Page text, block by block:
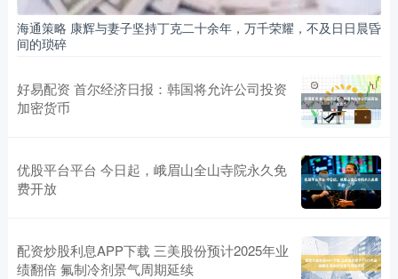
海通策略 康辉与妻子坚持丁克二十余年，万千荣耀，不及日日晨昏
间的琐碎
好易配资 首尔经济日报：韩国将允许公司投资
加密货币
优股平台平台 今日起，峨眉山全山寺院永久免
费开放
配资炒股利息APP下载 三美股份预计2025年业
绩翻倍 氟制冷剂景气周期延续